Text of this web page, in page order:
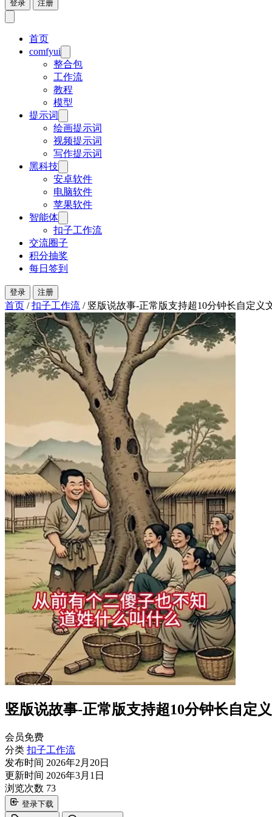
登录 注册
首页
comfyui
整合包
工作流
教程
模型
提示词
绘画提示词
视频提示词
写作提示词
黑科技
安卓软件
电脑软件
苹果软件
智能体
扣子工作流
交流圈子
积分抽奖
每日签到
登录 注册
首页 / 扣子工作流 / 竖版说故事-正常版支持超10分钟长自定义
竖版说故事-正常版支持超10分钟长自定
会员免费
分类 扣子工作流
发布时间 2026年2月20日
更新时间 2026年3月1日
浏览次数 73
登录下载